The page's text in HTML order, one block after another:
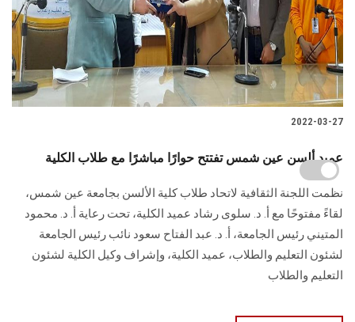
2022-03-27
عميد ألسن عين شمس تفتتح حوارًا مباشرًا مع طلاب الكلية
نظمت اللجنة الثقافية لاتحاد طلاب كلية الألسن بجامعة عين شمس،
لقاءً مفتوحًا مع أ. د. سلوى رشاد عميد الكلية، تحت رعاية أ. د. محمود
المتيني رئيس الجامعة، أ. د. عبد الفتاح سعود نائب رئيس الجامعة
لشئون التعليم والطلاب، عميد الكلية، وإشراف وكيل الكلية لشئون
التعليم والطلاب